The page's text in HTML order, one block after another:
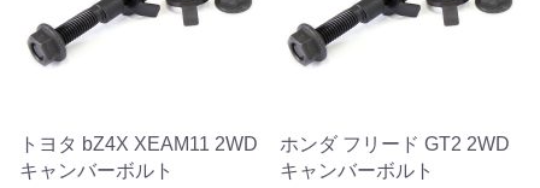
トヨタ bZ4X XEAM11 2WD
キャンバーボルト
ホンダ フリード GT2 2WD
キャンバーボルト